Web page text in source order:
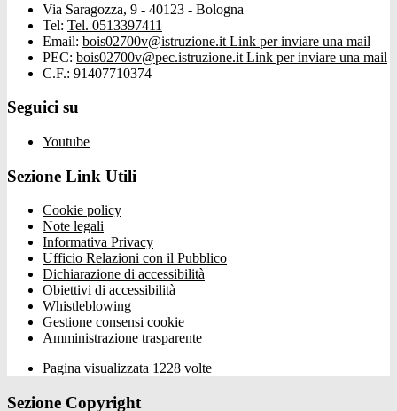
Via Saragozza, 9 - 40123 - Bologna
Tel: Tel. 0513397411
Email: bois02700v@istruzione.it Link per inviare una mail
PEC: bois02700v@pec.istruzione.it Link per inviare una mail
C.F.: 91407710374
Seguici su
Youtube
Sezione Link Utili
Cookie policy
Note legali
Informativa Privacy
Ufficio Relazioni con il Pubblico
Dichiarazione di accessibilità
Obiettivi di accessibilità
Whistleblowing
Gestione consensi cookie
Amministrazione trasparente
Pagina visualizzata 1228 volte
Sezione Copyright